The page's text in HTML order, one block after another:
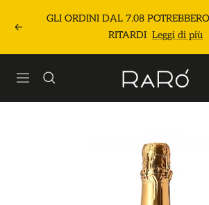
Precedente
GLI ORDINI DAL 7.08
RITARDI Leggi di più
Navigazione
Raró